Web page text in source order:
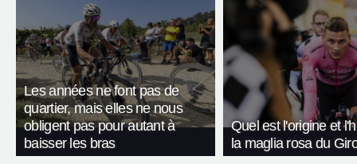
Les années ne font pas de
quartier, mais elles ne nous
obligent pas pour autant à
baisser les bras
Quel est l'origine et
la maglia rosa du